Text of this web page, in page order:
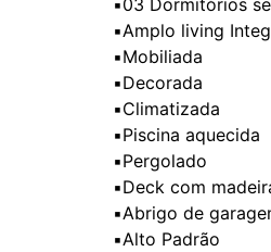
▪️Amplo living
▪️Mobiliada
▪️Decorada
▪️Climatizada
▪️Piscina aquecida
▪️Pergolado
▪️Deck com
▪️Abrigo de
▪️Alto Padrão